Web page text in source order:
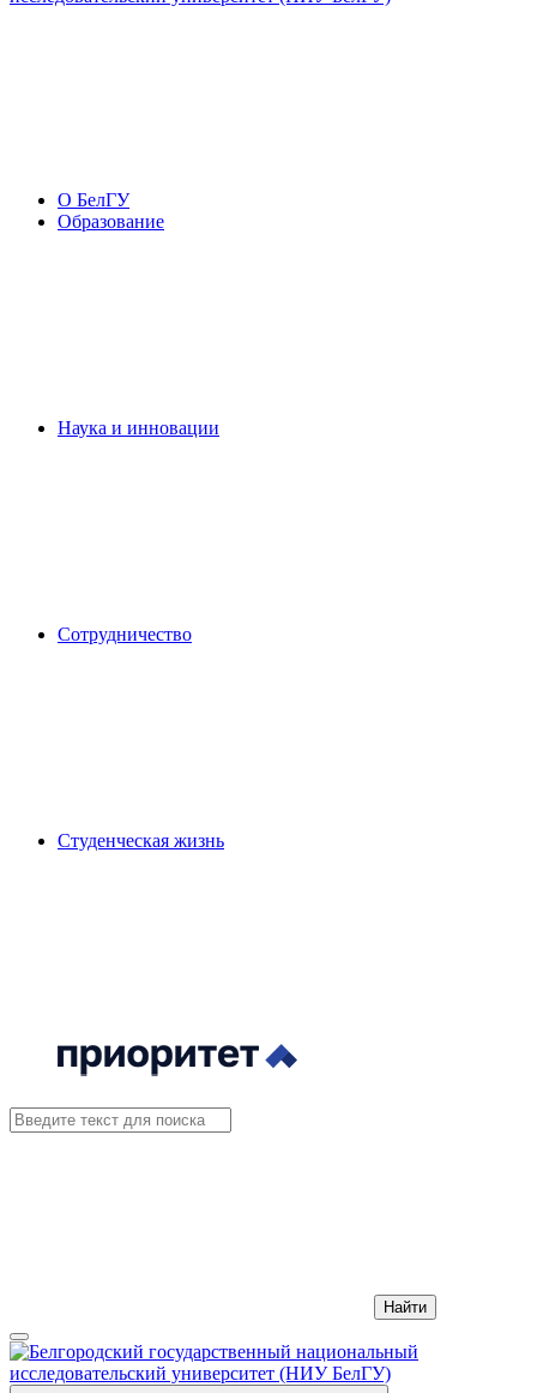
О БелГУ
Образование
Наука и инновации
Сотрудничество
Студенческая жизнь
Найти